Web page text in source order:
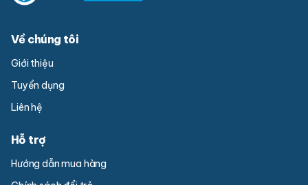
Về chúng tôi
Giới thiệu
Tuyển dụng
Liên hệ
Hỗ trợ
Hướng dẫn mua hàng